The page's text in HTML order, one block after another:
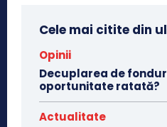
Cele mai citite din
Opinii
Decuplarea de
oportunitate ratată?
Actualitate